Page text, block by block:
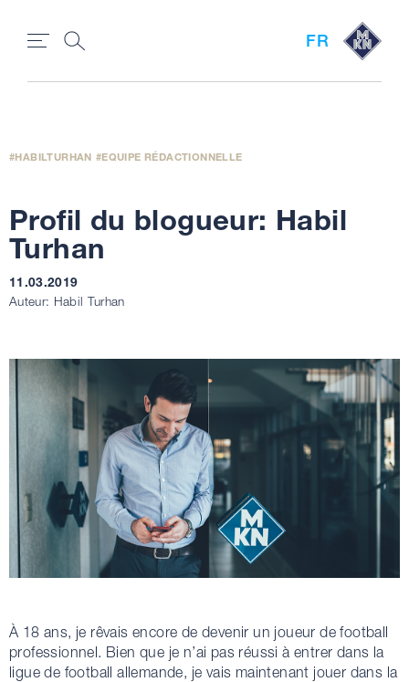
FR
HABILTURHAN EQUIPE RÉDACTIONNELLE
Profil du blogueur: Habil
Turhan
11.03.2019
Auteur: Habil Turhan
À 18 ans, je rêvais encore de devenir un joueur de football
professionnel. Bien que je n’ai pas réussi à entrer dans la
ligue de football allemande, je vais maintenant jouer dans la